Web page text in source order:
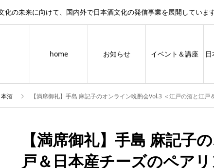
の未来に向けて、国内外で日本酒文化の発信事業を展開しています
home お知らせ イベント＆講座
酒 【満席御礼】手島 麻記子のオンライン晩酌会Vol.3 ＜江戸の酒と江戸
【満席御礼】手島 麻記子
戸＆日本産チーズのペア